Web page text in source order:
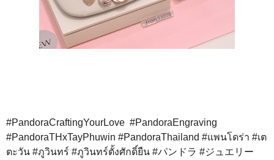
#PandoraCraftingYourLove #PandoraEngraving
#PandoraTHxTayPhuwin #PandoraThailand #แพนโดร่า #เต
ตะวัน #ภูวินทร์ #ภูวินทร์ตั้งศักดิ์ยืน #パンドラ #ジュエリー